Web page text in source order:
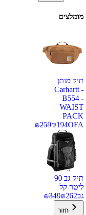
מומלצים
תיק מותן
Carhartt -
B554 -
WAIST
PACK
OFA
₪194
₪259
תיק גב 90
ליטר קל
גב
₪262
₪349
חזור